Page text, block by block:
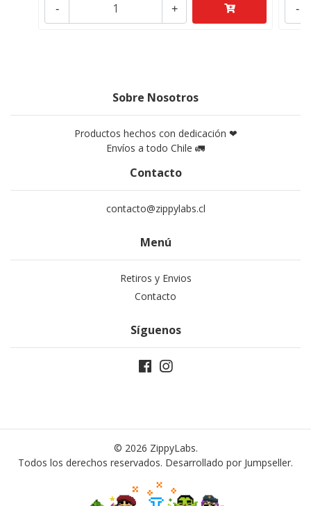
+
- -
Sobre Nosotros
Productos hechos con dedicación ❤
Envíos a todo Chile 🚛
Contacto
contacto@zippylabs.cl
Menú
Retiros y Envios
Contacto
Síguenos
© 2026 ZippyLabs.
Todos los derechos reservados. Desarrollado por Jumpseller.